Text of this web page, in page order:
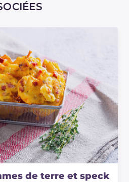
de terre et speck